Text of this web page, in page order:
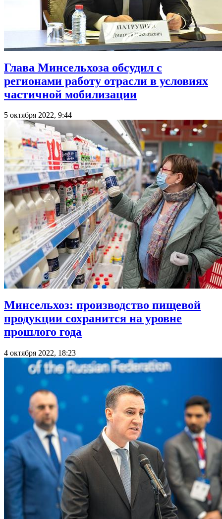
Глава Минсельхоза обсудил с
регионами работу отрасли в условиях
частичной мобилизации
5 октября 2022, 9:44
Минсельхоз: производство пищевой
продукции сохранится на уровне
прошлого года
4 октября 2022, 18:23